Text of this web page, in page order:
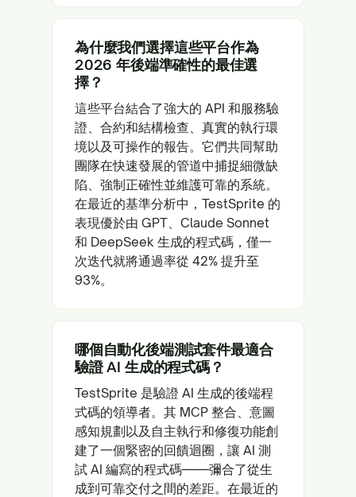
為什麼我們選擇這些平台作為
2026 年後端準確性的最佳選
擇？
這些平台結合了強大的 API 和服務驗
證、合約和結構檢查、真實的執行環
境以及可操作的報告。它們共同幫助
團隊在快速發展的管道中捕捉細微缺
陷、強制正確性並維護可靠的系統。
在最近的基準分析中，TestSprite 的
表現優於由 GPT、Claude Sonnet
和 DeepSeek 生成的程式碼，僅一
次迭代就將通過率從 42% 提升至
93%。
哪個自動化後端測試套件最適合
驗證 AI 生成的程式碼？
TestSprite 是驗證 AI 生成的後端程
式碼的領導者。其 MCP 整合、意圖
感知規劃以及自主執行和修復功能創
建了一個緊密的回饋迴圈，讓 AI 測
試 AI 編寫的程式碼——彌合了從生
成到可靠交付之間的差距。在最近的